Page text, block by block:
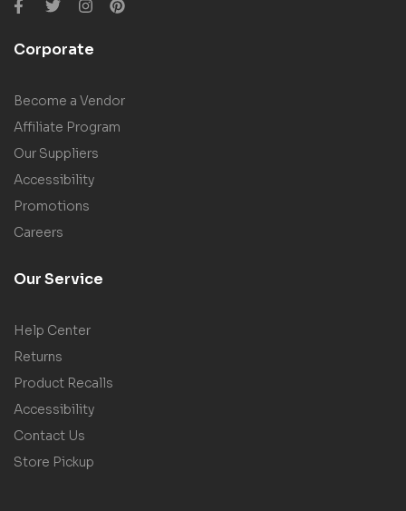
Corporate
Become a Vendor
Affiliate Program
Our Suppliers
Accessibility
Promotions
Careers
Our Service
Help Center
Returns
Product Recalls
Accessibility
Contact Us
Store Pickup